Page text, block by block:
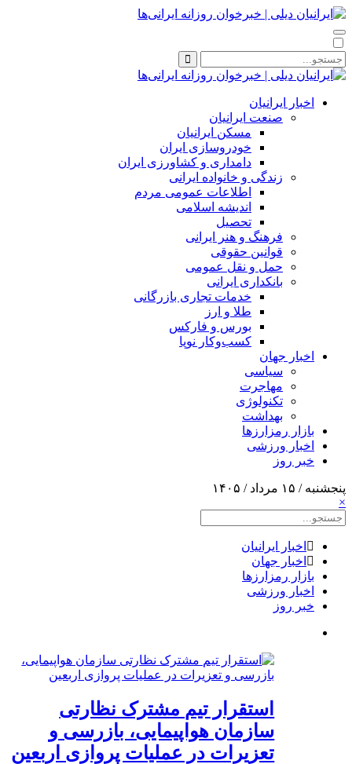
اخبار ایرانیان
صنعت ایرانیان
مسکن ایرانیان
خودروسازی ایران
دامداری و کشاورزی ایران
زندگی و خانواده ایرانی
اطلاعات عمومی مردم
اندیشه اسلامی
تحصیل
فرهنگ و هنر ایرانی
قوانین حقوقی
حمل و نقل عمومی
بانکداری ایرانی
خدمات تجاری بازرگانی
طلا و ارز
بورس و فارکس
کسب‌وکار نوپا
اخبار جهان
سیاسی
مهاجرت
تکنولوژی
بهداشت
بازار رمزارزها
اخبار ورزشی
خبر روز
پنجشنبه / ۱۵ مرداد / ۱۴۰۵
×
اخبار ایرانیان
اخبار جهان
بازار رمزارزها
اخبار ورزشی
خبر روز
استقرار تیم مشترک نظارتی
سازمان هواپیمایی، بازرسی و
تعزیرات در عملیات پروازی اربعین